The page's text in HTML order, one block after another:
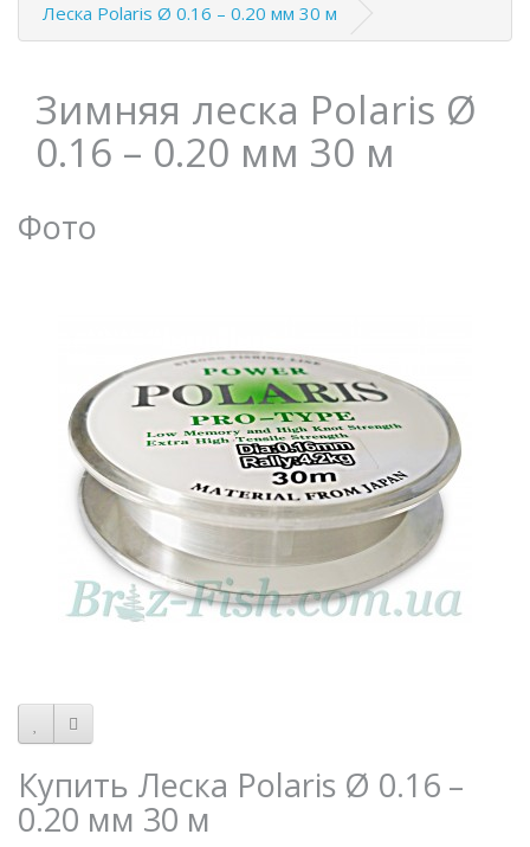
Леска Polaris Ø 0.16 – 0.20 мм 30 м
Зимняя леска Polaris Ø
0.16 – 0.20 мм 30 м
Фото
Купить Леска Polaris Ø 0.16 –
0.20 мм 30 м